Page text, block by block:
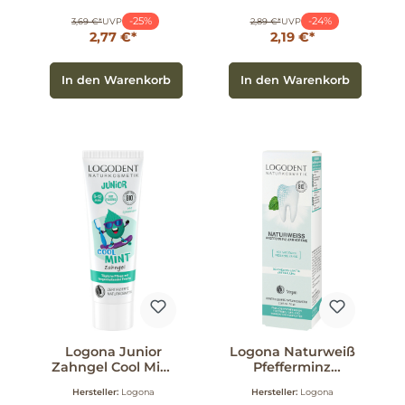
3,69 €*UVP -25%
2,77 €*
In den Warenkorb
2,89 €*UVP -24%
2,19 €*
In den Warenkorb
Logona Junior
Zahngel Cool Mint
Hersteller: Logona
Logona Naturweiß
Pfefferminz
Hersteller: Logona